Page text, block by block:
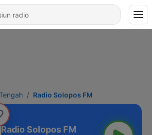
Radio Solopos FM
Radio Solopos FM